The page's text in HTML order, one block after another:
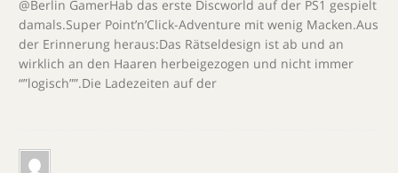
@Berlin GamerHab das erste Discworld auf der PS1 gespielt
damals.Super Point’n’Click-Adventure mit wenig Macken.Aus
der Erinnerung heraus:Das Rätseldesign ist ab und an
wirklich an den Haaren herbeigezogen und nicht immer
“”logisch””.Die Ladezeiten auf der